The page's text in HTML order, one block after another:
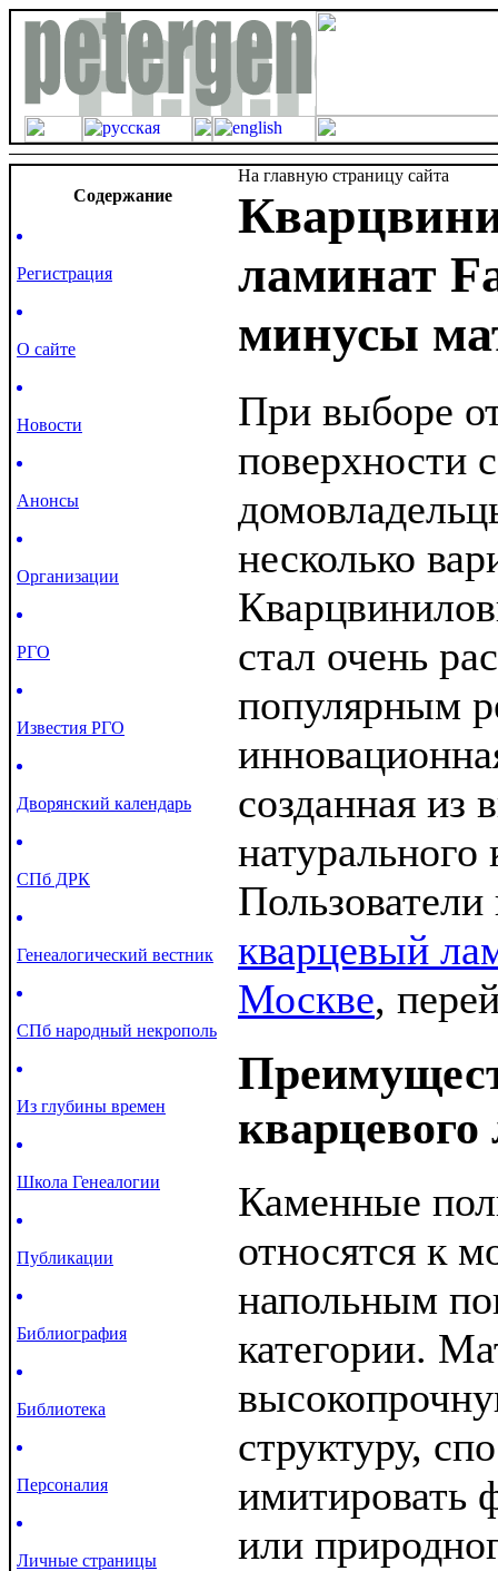
Cодержание
Регистрация
О сайте
Новости
Анонсы
Организации
РГО
Известия РГО
Дворянский календарь
СПб ДРК
Генеалогический вестник
СПб народный некрополь
Из глубины времен
Школа Генеалогии
Публикации
Библиография
Библиотека
Персоналия
Личные страницы
На главную страницу сайта
ламинат
минусы
При выборе
поверхности
несколько
стал очень
популярным
созданная из
натурального
кварцевый
Москве,
Каменные
относятся к
напольным
категории.
структуру,
имитировать
или